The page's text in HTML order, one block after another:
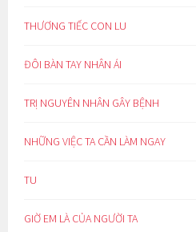
THƯƠNG TIẾC CON LU
ĐÔI BÀN TAY NHÂN ÁI
TRỊ NGUYÊN NHÂN GÂY BỆNH
NHỮNG VIỆC TA CẦN LÀM NGAY
TU
GIỜ EM LÀ CỦA NGƯỜI TA